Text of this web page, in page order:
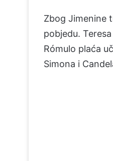
Zbog Jimenine
pobjedu.
Rómulo plaća
Simona i